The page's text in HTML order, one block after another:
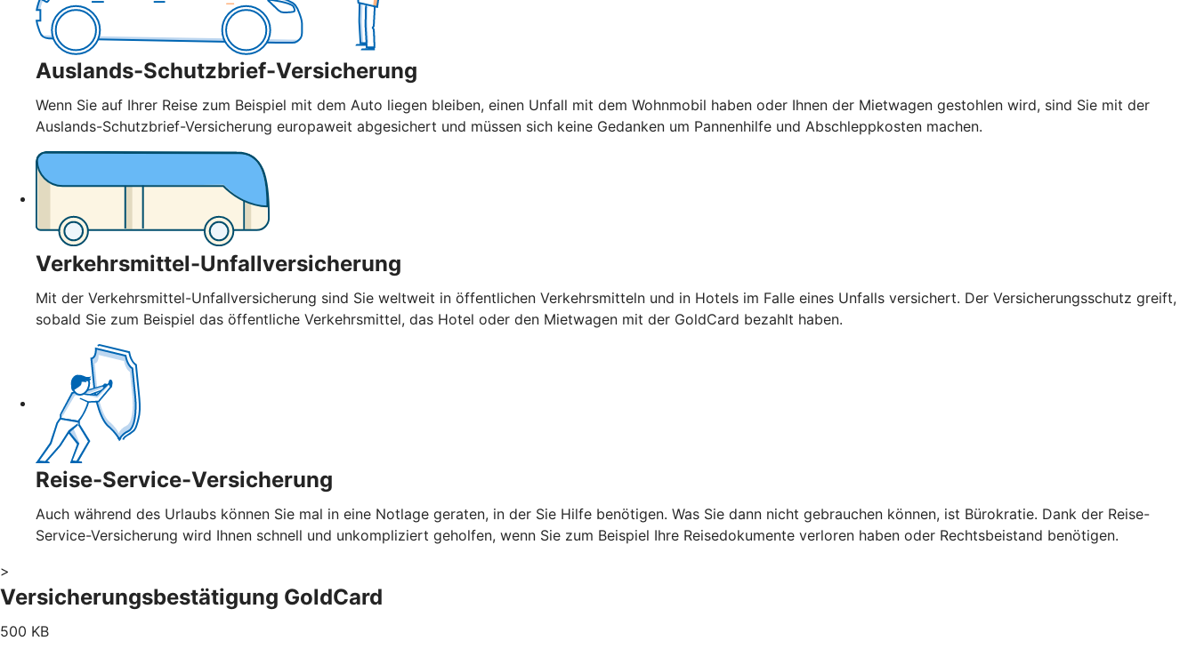
Auslands-Schutzbrief-Versicherung
Wenn Sie auf Ihrer Reise zum Beispiel mit dem Auto liegen bleiben, einen Unfall mit dem Wohnmobil haben oder Ihnen der Mietwagen gestohlen wird, sind Sie mit der
Auslands-Schutzbrief-Versicherung europaweit abgesichert und müssen sich keine Gedanken um Pannenhilfe und Abschleppkosten machen.
Verkehrsmittel-Unfallversicherung
Mit der Verkehrsmittel-Unfallversicherung sind Sie weltweit in öffentlichen Verkehrsmitteln und in Hotels im Falle eines Unfalls versichert. Der Versicherungsschutz greift,
sobald Sie zum Beispiel das öffentliche Verkehrsmittel, das Hotel oder den Mietwagen mit der GoldCard bezahlt haben.
Reise-Service-Versicherung
Auch während des Urlaubs können Sie mal in eine Notlage geraten, in der Sie Hilfe benötigen. Was Sie dann nicht gebrauchen können, ist Bürokratie. Dank der Reise-
Service-Versicherung wird Ihnen schnell und unkompliziert geholfen, wenn Sie zum Beispiel Ihre Reisedokumente verloren haben oder Rechtsbeistand benötigen.
>
Versicherungsbestätigung GoldCard
500 KB